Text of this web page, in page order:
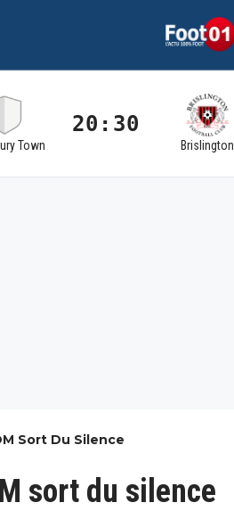
Town
20:30
Brislington
Sort Du Silence
sort du silence